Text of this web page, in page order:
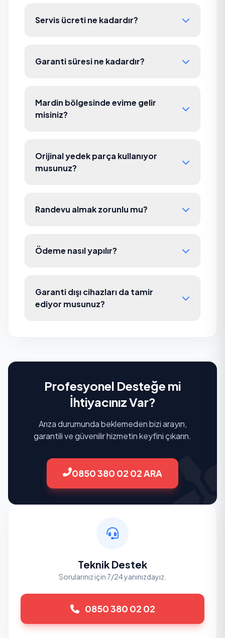
Servis ücreti ne kadardır?
Garanti süresi ne kadardır?
Mardin bölgesinde evime gelir
misiniz?
Orijinal yedek parça kullanıyor
musunuz?
Randevu almak zorunlu mu?
Ödeme nasıl yapılır?
Garanti dışı cihazları da tamir
ediyor musunuz?
Profesyonel Desteğe mi
İhtiyacınız Var?
Arıza durumunda beklemeden bizi arayın,
garantili ve güvenilir hizmetin keyfini çıkarın.
0850 380 02 02 ARA
Teknik Destek
Sorularınız için 7/24 yanınızdayız.
0850 380 02 02